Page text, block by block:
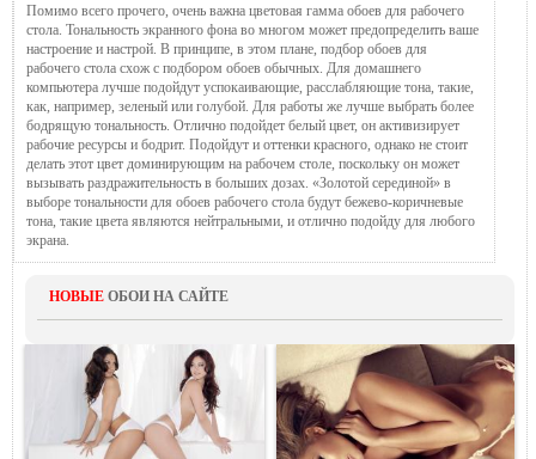
Помимо всего прочего, очень важна цветовая гамма обоев для рабочего
стола. Тональность экранного фона во многом может предопределить ваше
настроение и настрой. В принципе, в этом плане, подбор обоев для
рабочего стола схож с подбором обоев обычных. Для домашнего
компьютера лучше подойдут успокаивающие, расслабляющие тона, такие,
как, например, зеленый или голубой. Для работы же лучше выбрать более
бодрящую тональность. Отлично подойдет белый цвет, он активизирует
рабочие ресурсы и бодрит. Подойдут и оттенки красного, однако не стоит
делать этот цвет доминирующим на рабочем столе, поскольку он может
вызывать раздражительность в больших дозах. «Золотой серединой» в
выборе тональности для обоев рабочего стола будут бежево-коричневые
тона, такие цвета являются нейтральными, и отлично подойду для любого
экрана.
НОВЫЕ ОБОИ НА САЙТЕ